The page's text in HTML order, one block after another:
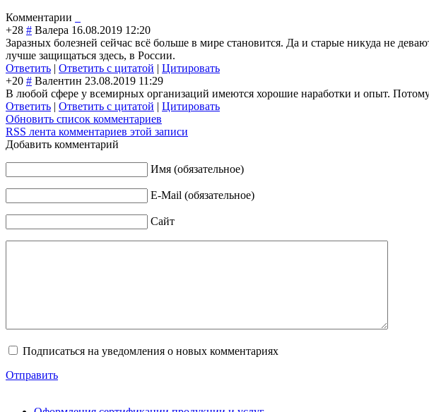
Комментарии
+28 # Валера 16.08.2019 12:20
Заразных болезней сейчас всё больше в мире становится. Да и старые никуда не
лучше защищаться здесь, в России.
Ответить | Ответить с цитатой | Цитировать
+20 # Валентин 23.08.2019 11:29
В любой сфере у всемирных организаций имеются хорошие наработки и опыт.
Ответить | Ответить с цитатой | Цитировать
Обновить список комментариев
RSS лента комментариев этой записи
Добавить комментарий
Имя (обязательное)
E-Mail (обязательное)
Сайт
Подписаться на уведомления о новых комментариях
Отправить